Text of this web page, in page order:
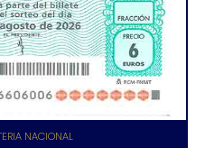
NACIONAL